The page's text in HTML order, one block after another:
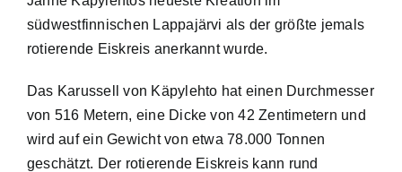
südwestfinnischen Lappajärvi als der größte jemals
rotierende Eiskreis anerkannt wurde.
Das Karussell von Käpylehto hat einen Durchmesser
von 516 Metern, eine Dicke von 42 Zentimetern und
wird auf ein Gewicht von etwa 78.000 Tonnen
geschätzt. Der rotierende Eiskreis kann rund